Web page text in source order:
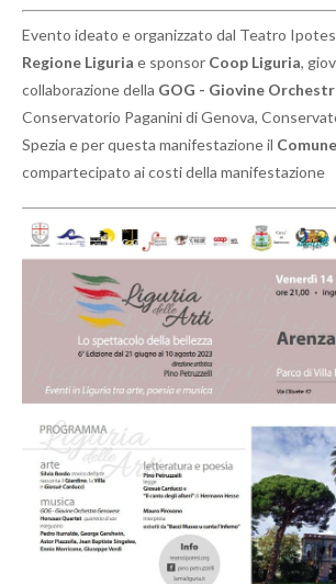
Evento ideato e organizzato dal Teatro
Regione Liguria e sponsor Coop Liguria,
collaborazione della GOG - Giovine
Conservatorio Paganini di Genova,
Spezia e per questa manifestazione il
compartecipato ai costi della manifestazione